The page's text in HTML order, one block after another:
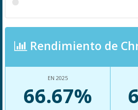
Rendimiento de
EN 2025
66.67%